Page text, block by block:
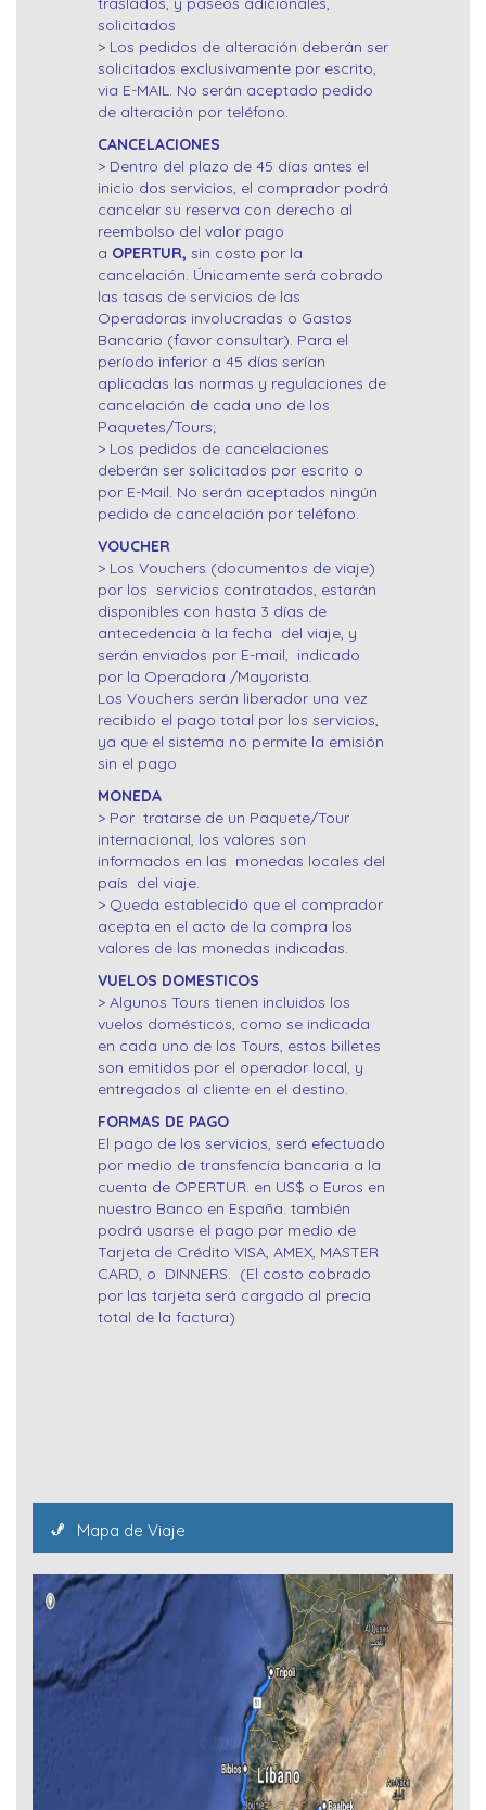
solicitados
> Los pedidos de alteración deberán ser
solicitados exclusivamente por escrito,
via E-MAIL. No serán aceptado pedido
de alteración por teléfono.
CANCELACIONES
> Dentro del plazo de 45 días antes el
inicio dos servicios, el comprador podrá
cancelar su reserva con derecho al
reembolso del valor pago
a OPERTUR, sin costo por la
cancelación. Únicamente será cobrado
las tasas de servicios de las
Operadoras involucradas o Gastos
Bancario (favor consultar). Para el
período inferior a 45 días serían
aplicadas las normas y regulaciones de
cancelación de cada uno de los
Paquetes/Tours;
> Los pedidos de cancelaciones
deberán ser solicitados por escrito o
por E-Mail. No serán aceptados ningún
pedido de cancelación por teléfono.
VOUCHER
> Los Vouchers (documentos de viaje)
por los servicios contratados, estarán
disponibles con hasta 3 días de
antecedencia à la fecha del viaje, y
serán enviados por E-mail, indicado
por la Operadora /Mayorista.
Los Vouchers serán liberador una vez
recibido el pago total por los servicios,
ya que el sistema no permite la emisión
sin el pago
MONEDA
> Por tratarse de un Paquete/Tour
internacional, los valores son
informados en las monedas locales del
país del viaje.
> Queda establecido que el comprador
acepta en el acto de la compra los
valores de las monedas indicadas.
VUELOS DOMESTICOS
> Algunos Tours tienen incluidos los
vuelos domésticos, como se indicada
en cada uno de los Tours, estos billetes
son emitidos por el operador local, y
entregados al cliente en el destino.
FORMAS DE PAGO
El pago de los servicios, será efectuado
por medio de transfencia bancaria a la
cuenta de OPERTUR. en US$ o Euros en
nuestro Banco en España. también
podrá usarse el pago por medio de
Tarjeta de Crédito VISA, AMEX, MASTER
CARD, o DINNERS. (El costo cobrado
por las tarjeta será cargado al precia
total de la factura)
Mapa de Viaje